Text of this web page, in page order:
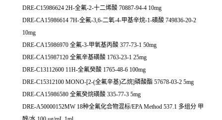
DRE-C15986624 2H-全氟-2-十二烯酸 70887-94-4 10mg
DRE-CA15986614 7H-全氟-3,6-二氧-4-甲基辛烷-1-磺酸 749836-20-2
10mg
DRE-CA15986970 全氟-3-甲氧基丙酸 377-73-1 50mg
DRE-CA15987120 全氟辛基磺酸 1763-23-1 25mg
DRE-C13112600 11H-全氟癸酸 1765-48-6 100mg
DRE-C15312100 MONO-[2-(全氟辛基)乙烷]磷酸酯 57678-03-2 5mg
DRE-CA15986580 全氟癸烷磺酸 335-77-3 5mg
DRE-A50000152MW 18种全氟化合物混标/EPA Method 537.1 多组分 甲